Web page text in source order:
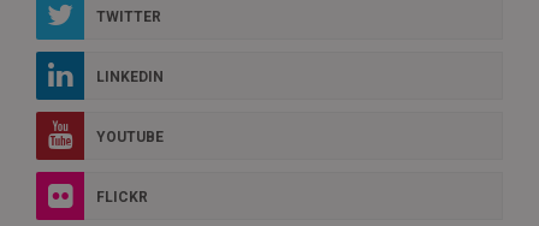
TWITTER
LINKEDIN
YOUTUBE
FLICKR